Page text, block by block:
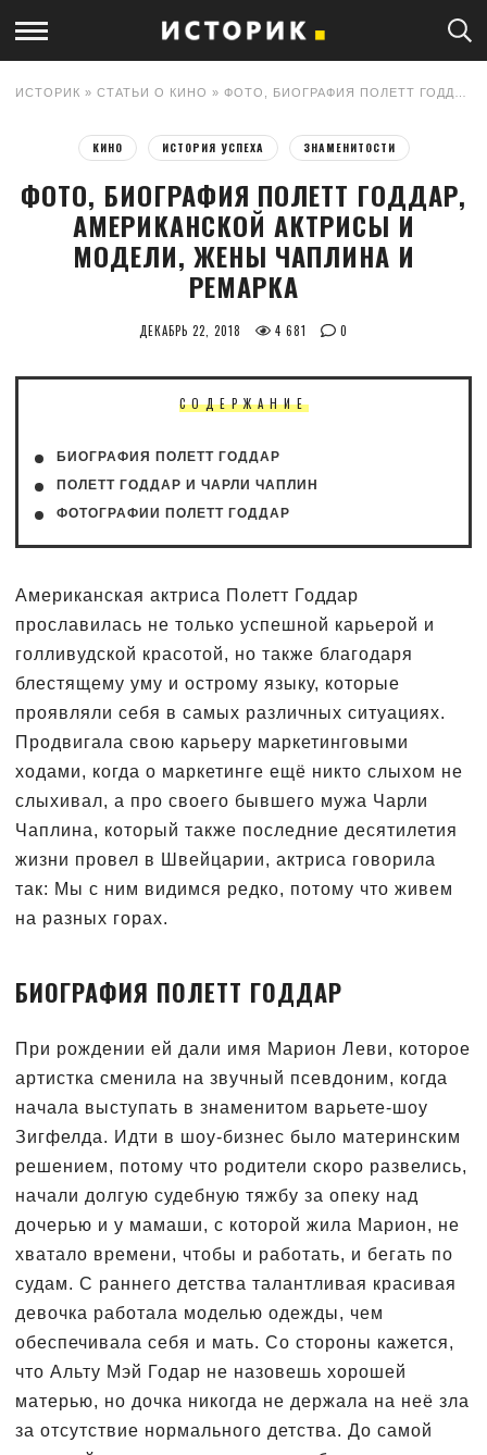
ИСТОРИК » СТАТЬИ О КИНО » ФОТО, БИОГРАФИЯ ПОЛЕТТ ГОДДАР, АМЕРИКАНСКОЙ АКТРИСЫ И МОДЕЛИ, ЖЕНЫ ЧАПЛИНА И РЕМАРКА
КИНО ИСТОРИЯ УСПЕХА ЗНАМЕНИТОСТИ
ФОТО, БИОГРАФИЯ ПОЛЕТТ ГОДДАР,
АМЕРИКАНСКОЙ АКТРИСЫ И
МОДЕЛИ, ЖЕНЫ ЧАПЛИНА И
РЕМАРКА
ДЕКАБРЬ 22, 2018 4 681 0
СОДЕРЖАНИЕ
БИОГРАФИЯ ПОЛЕТТ ГОДДАР
ПОЛЕТТ ГОДДАР И ЧАРЛИ ЧАПЛИН
ФОТОГРАФИИ ПОЛЕТТ ГОДДАР
Американская актриса Полетт Годдар
прославилась не только успешной карьерой и
голливудской красотой, но также благодаря
блестящему уму и острому языку, которые
проявляли себя в самых различных ситуациях.
Продвигала свою карьеру маркетинговыми
ходами, когда о маркетинге ещё никто слыхом не
слыхивал, а про своего бывшего мужа Чарли
Чаплина, который также последние десятилетия
жизни провел в Швейцарии, актриса говорила
так: Мы с ним видимся редко, потому что живем
на разных горах.
БИОГРАФИЯ ПОЛЕТТ ГОДДАР
При рождении ей дали имя Марион Леви, которое
артистка сменила на звучный псевдоним, когда
начала выступать в знаменитом варьете-шоу
Зигфелда. Идти в шоу-бизнес было материнским
решением, потому что родители скоро развелись,
начали долгую судебную тяжбу за опеку над
дочерью и у мамаши, с которой жила Марион, не
хватало времени, чтобы и работать, и бегать по
судам. С раннего детства талантливая красивая
девочка работала моделью одежды, чем
обеспечивала себя и мать. Со стороны кажется,
что Альту Мэй Годар не назовешь хорошей
матерью, но дочка никогда не держала на неё зла
за отсутствие нормального детства. До самой